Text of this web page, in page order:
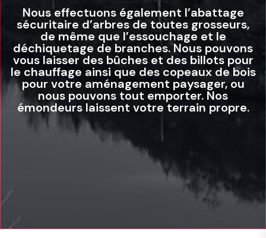
Nous effectuons également l’abattage
sécuritaire d’arbres de toutes grosseurs,
de même que l’essouchage et le
déchiquetage de branches. Nous pouvons
vous laisser des bûches et des billots pour
le chauffage ainsi que des copeaux de bois
pour votre aménagement paysager, ou
nous pouvons tout emporter. Nos
émondeurs laissent votre terrain propre.